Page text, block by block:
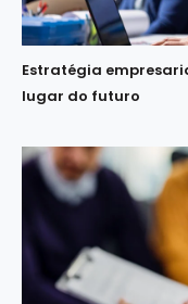
Estratégia
lugar do futuro